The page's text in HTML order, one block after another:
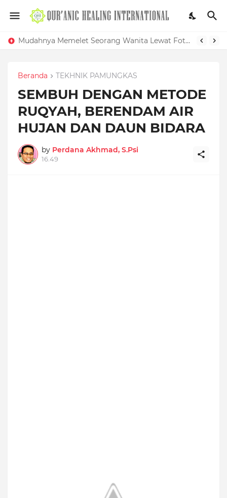
Mudahnya Memelet Seorang Wanita Lewat Foto di Facebook
Beranda TEKHNIK PAMUNGKAS
SEMBUH DENGAN METODE
RUQYAH, BERENDAM AIR
HUJAN DAN DAUN BIDARA
by Perdana Akhmad, S.Psi
16.49